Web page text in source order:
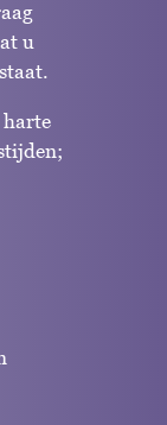
u
harte